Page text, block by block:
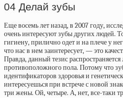
04 Делай зубы
Еще восемь лет назад, в 2007 году,
очень интересуют зубы других людей.
гигиену, прилично одет и на плече у
что нас в нем заинтересует, — это
Правда, данный тезис
противоположного пола. Потому что
идентификаторов здоровья и
интересуешься при встрече с новой
три жены. Ой, четыре. А, нет, все-таки